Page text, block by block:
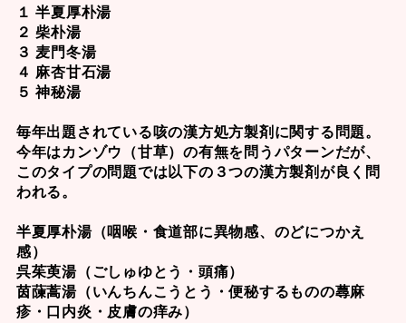
１ 半夏厚朴湯
２ 柴朴湯
３ 麦門冬湯
４ 麻杏甘石湯
５ 神秘湯
毎年出題されている咳の漢方処方製剤に関する問題。
今年はカンゾウ（甘草）の有無を問うパターンだが、
このタイプの問題では以下の３つの漢方製剤が良く問
われる。
半夏厚朴湯（咽喉・食道部に異物感、のどにつかえ
感）
呉茱萸湯（ごしゅゆとう・頭痛）
茵蔯蒿湯（いんちんこうとう・便秘するものの蕁麻
疹・口内炎・皮膚の痒み）